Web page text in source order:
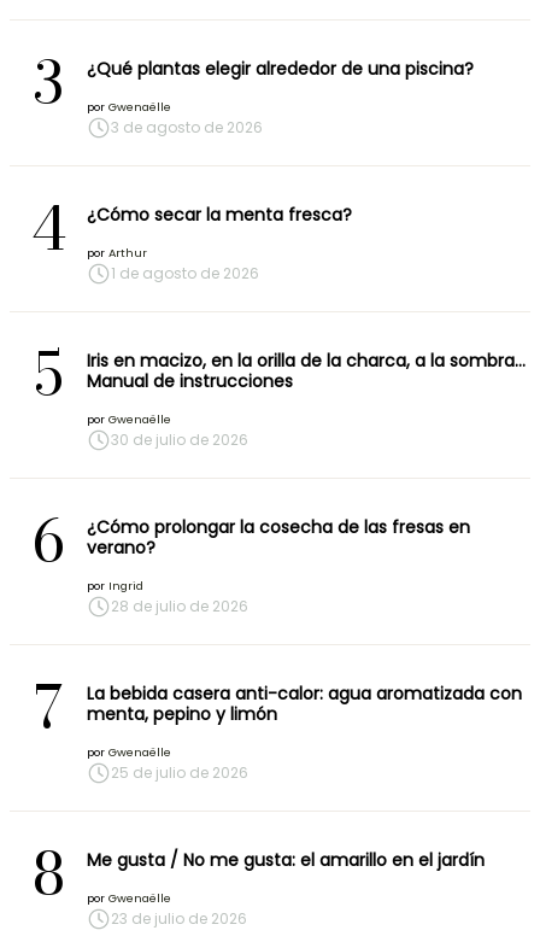
3 ¿Qué plantas elegir alrededor de una piscina?
por Gwenaëlle
3 de agosto de 2026
4 ¿Cómo secar la menta fresca?
por Arthur
1 de agosto de 2026
5
Iris en macizo, en la orilla de la charca, a la sombra…
Manual de instrucciones
por Gwenaëlle
30 de julio de 2026
6
¿Cómo prolongar la cosecha de las fresas en
verano?
por Ingrid
28 de julio de 2026
7
La bebida casera anti-calor: agua aromatizada con
menta, pepino y limón
por Gwenaëlle
25 de julio de 2026
8 Me gusta / No me gusta: el amarillo en el jardín
por Gwenaëlle
23 de julio de 2026